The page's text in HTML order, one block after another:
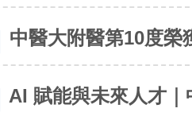
迴響。
中醫大附醫第10度榮
AI 賦能與未來人才